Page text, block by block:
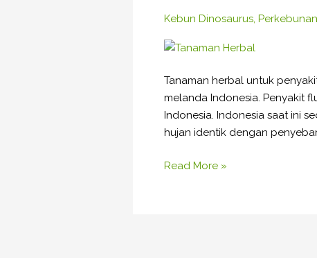
Kebun Dinosaurus, Perkebunan
Tanaman herbal untuk
melanda Indonesia. Penyakit
Indonesia. Indonesia saat ini
hujan identik dengan
untuk
Flu
Radang
Tenggorokan
Read More »